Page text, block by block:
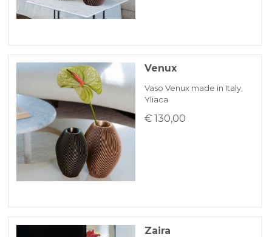
Venux
Vaso Venux made in Italy,
Yliaca
€ 130,00
Zaira